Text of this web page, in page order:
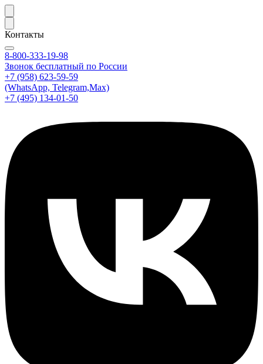
Контакты
8-800-333-19-98
Звонок бесплатный по России
+7 (958) 623-59-59
(WhatsApp, Telegram,Max)
+7 (495) 134-01-50